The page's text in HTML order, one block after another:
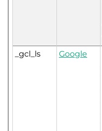
_gcl_ls Google